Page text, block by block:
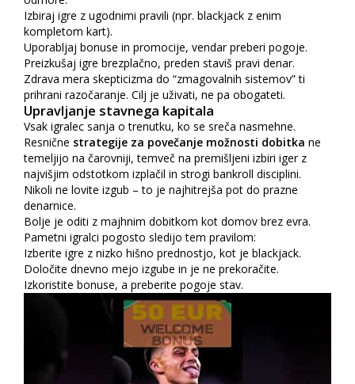
Izbiraj igre z ugodnimi pravili (npr. blackjack z enim
kompletom kart).
Uporabljaj bonuse in promocije, vendar preberi pogoje.
Preizkušaj igre brezplačno, preden staviš pravi denar.
Zdrava mera skepticizma do “zmagovalnih sistemov” ti
prihrani razočaranje. Cilj je uživati, ne pa obogateti.
Upravljanje stavnega kapitala
Vsak igralec sanja o trenutku, ko se sreča nasmehne.
Resnične strategije za povečanje možnosti dobitka ne
temeljijo na čarovniji, temveč na premišljeni izbiri iger z
najvišjim odstotkom izplačil in strogi bankroll disciplini.
Nikoli ne lovite izgub – to je najhitrejša pot do prazne
denarnice.
Bolje je oditi z majhnim dobitkom kot domov brez evra.
Pametni igralci pogosto sledijo tem pravilom:
Izberite igre z nizko hišno prednostjo, kot je blackjack.
Določite dnevno mejo izgube in je ne prekoračite.
Izkoristite bonuse, a preberite pogoje stav.